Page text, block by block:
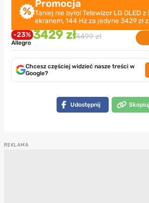
Promocja
Taniej nie było! Telewizor LG OLED
ekranem, 144 Hz za jedyne 3429 zł
-23% 3429 zł4499 zł
Allegro
Chcesz częściej widzieć nasze treści w
Google?
Udostępnij